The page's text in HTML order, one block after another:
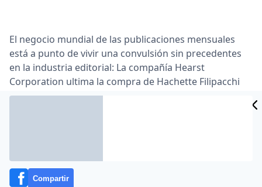
El negocio mundial de las publicaciones mensuales
está a punto de vivir una convulsión sin precedentes
en la industria editorial: La compañía Hearst
Corporation ultima la compra de Hachette Filipacchi
Mèdias … Esta última, subsidiaria del grupo galo
diferentes distribuidos en los cinco continentes y 309
años de historia acumulada entre ambos …
Compartir